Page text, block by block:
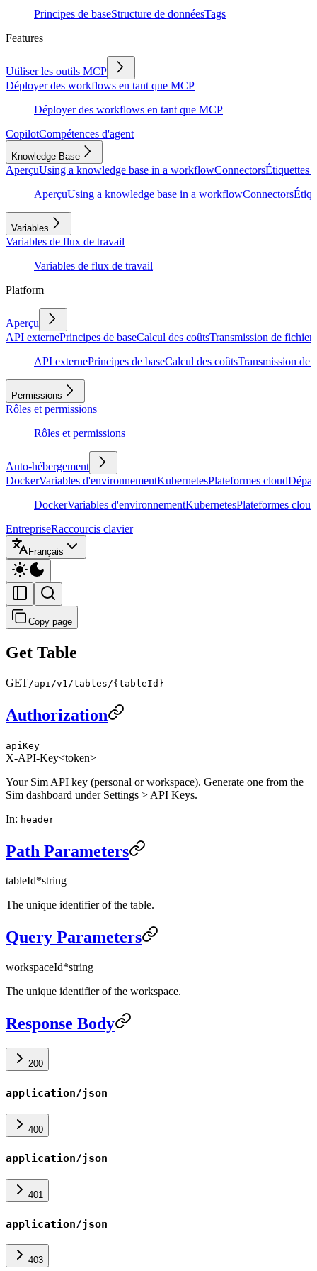
Principes de baseStructure de donnéesTags
Features
Utiliser les outils MCP
Déployer des workflows en tant que MCP
Déployer des workflows en tant que MCP
CopilotCompétences d'agent
Knowledge Base
AperçuUsing a knowledge base in a workflowConnectorsÉtiquettes
AperçuUsing a knowledge base in a workflowConnectors
Variables
Variables de flux de travail
Variables de flux de travail
Platform
Aperçu
API externePrincipes de baseCalcul des coûtsTransmission de fichiers
API externePrincipes de baseCalcul des coûtsTransmission de
Permissions
Rôles et permissions
Rôles et permissions
Auto-hébergement
DockerVariables d'environnementKubernetesPlateformes cloud
DockerVariables d'environnementKubernetesPlateformes cloud
EntrepriseRaccourcis clavier
Français
Copy page
Get Table
GET/api/v1/tables/{tableId}
Authorization
apiKey
X-API-Key<token>
Your Sim API key (personal or workspace). Generate one from the
Sim dashboard under Settings > API Keys.
In: header
Path Parameters
tableId*string
The unique identifier of the table.
Query Parameters
workspaceId*string
The unique identifier of the workspace.
Response Body
200
application/json
400
application/json
401
application/json
403